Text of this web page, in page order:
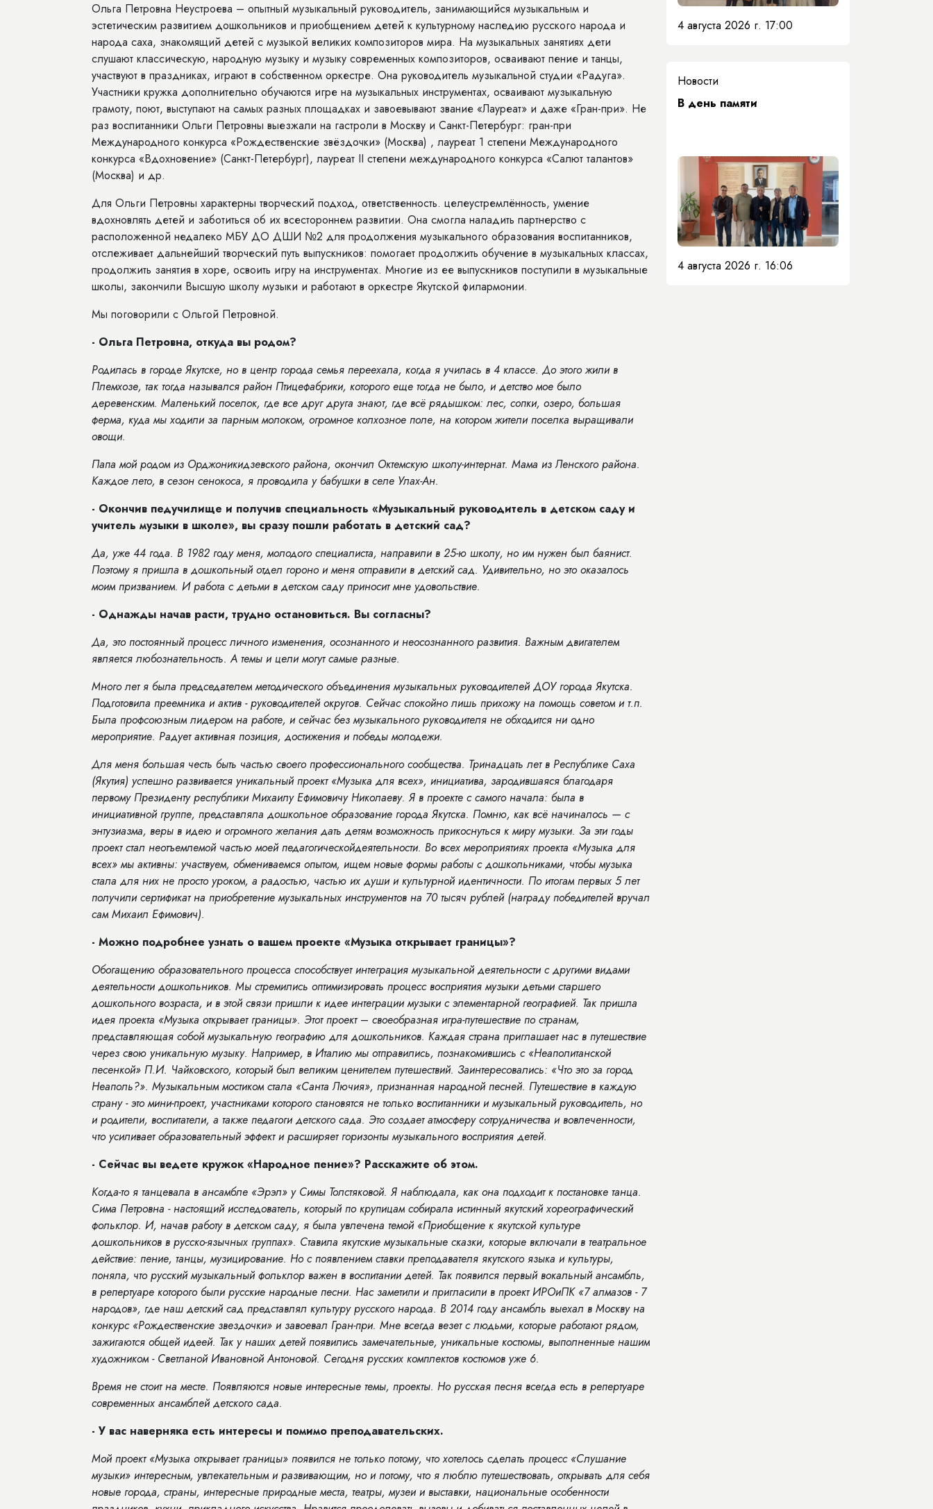
Ольга Петровна Неустроева – опытный музыкальный руководитель, занимающийся музыкальным и
эстетическим развитием дошкольников и приобщением детей к культурному наследию русского народа и
народа саха, знакомящий детей с музыкой великих композиторов мира. На музыкальных занятиях дети
слушают классическую, народную музыку и музыку современных композиторов, осваивают пение и танцы,
участвуют в праздниках, играют в собственном оркестре. Она руководитель музыкальной студии «Радуга».
Участники кружка дополнительно обучаются игре на музыкальных инструментах, осваивают музыкальную
грамоту, поют, выступают на самых разных площадках и завоевывают звание «Лауреат» и даже «Гран-при». Не
раз воспитанники Ольги Петровны выезжали на гастроли в Москву и Санкт-Петербург: гран-при
Международного конкурса «Рождественские звёздочки» (Москва) , лауреат 1 степени Международного
конкурса «Вдохновение» (Санкт-Петербург), лауреат II степени международного конкурса «Салют талантов»
(Москва) и др.
Для Ольги Петровны характерны творческий подход, ответственность. целеустремлённость, умение
вдохновлять детей и заботиться об их всестороннем развитии. Она смогла наладить партнерство с
расположенной недалеко МБУ ДО ДШИ №2 для продолжения музыкального образования воспитанников,
отслеживает дальнейший творческий путь выпускников: помогает продолжить обучение в музыкальных классах,
продолжить занятия в хоре, освоить игру на инструментах. Многие из ее выпускников поступили в музыкальные
школы, закончили Высшую школу музыки и работают в оркестре Якутской филармонии.
Мы поговорили с Ольгой Петровной.
- Ольга Петровна, откуда вы родом?
Родилась в городе Якутске, но в центр города семья переехала, когда я училась в 4 классе. До этого жили в
Племхозе, так тогда назывался район Птицефабрики, которого еще тогда не было, и детство мое было
деревенским. Маленький поселок, где все друг друга знают, где всё рядышком: лес, сопки, озеро, большая
ферма, куда мы ходили за парным молоком, огромное колхозное поле, на котором жители поселка выращивали
овощи.
Папа мой родом из Орджоникидзевского района, окончил Октемскую школу-интернат. Мама из Ленского района.
Каждое лето, в сезон сенокоса, я проводила у бабушки в селе Улах-Ан.
- Окончив педучилище и получив специальность «Музыкальный руководитель в детском саду и
учитель музыки в школе», вы сразу пошли работать в детский сад?
Да, уже 44 года. В 1982 году меня, молодого специалиста, направили в 25-ю школу, но им нужен был баянист.
Поэтому я пришла в дошкольный отдел гороно и меня отправили в детский сад. Удивительно, но это оказалось
моим призванием. И работа с детьми в детском саду приносит мне удовольствие.
- Однажды начав расти, трудно остановиться. Вы согласны?
Да, это постоянный процесс личного изменения, осознанного и неосознанного развития. Важным двигателем
является любознательность. А темы и цели могут самые разные.
Много лет я была председателем методического объединения музыкальных руководителей ДОУ города Якутска.
Подготовила преемника и актив - руководителей округов. Сейчас спокойно лишь прихожу на помощь советом и т.п.
Была профсоюзным лидером на работе, и сейчас без музыкального руководителя не обходится ни одно
мероприятие. Радует активная позиция, достижения и победы молодежи.
Для меня большая честь быть частью своего профессионального сообщества. Тринадцать лет в Республике Саха
(Якутия) успешно развивается уникальный проект «Музыка для всех», инициатива, зародившаяся благодаря
первому Президенту республики Михаилу Ефимовичу Николаеву. Я в проекте с самого начала: была в
инициативной группе, представляла дошкольное образование города Якутска. Помню, как всё начиналось — с
энтузиазма, веры в идею и огромного желания дать детям возможность прикоснуться к миру музыки. За эти годы
проект стал неотъемлемой частью моей педагогическойдеятельности. Во всех мероприятиях проекта «Музыка для
всех» мы активны: участвуем, обмениваемся опытом, ищем новые формы работы с дошкольниками, чтобы музыка
стала для них не просто уроком, а радостью, частью их души и культурной идентичности. По итогам первых 5 лет
получили сертификат на приобретение музыкальных инструментов на 70 тысяч рублей (награду победителей вручал
сам Михаил Ефимович).
- Можно подробнее узнать о вашем проекте «Музыка открывает границы»?
Обогащению образовательного процесса способствует интеграция музыкальной деятельности с другими видами
деятельности дошкольников. Мы стремились оптимизировать процесс восприятия музыки детьми старшего
дошкольного возраста, и в этой связи пришли к идее интеграции музыки с элементарной географией. Так пришла
идея проекта «Музыка открывает границы». Этот проект – своеобразная игра-путешествие по странам,
представляющая собой музыкальную географию для дошкольников. Каждая страна приглашает нас в путешествие
через свою уникальную музыку. Например, в Италию мы отправились, познакомившись с «Неаполитанской
песенкой» П.И. Чайковского, который был великим ценителем путешествий. Заинтересовались: «Что это за город
Неаполь?». Музыкальным мостиком стала «Санта Лючия», признанная народной песней. Путешествие в каждую
страну - это мини-проект, участниками которого становятся не только воспитанники и музыкальный руководитель, но
и родители, воспитатели, а также педагоги детского сада. Это создает атмосферу сотрудничества и вовлеченности,
что усиливает образовательный эффект и расширяет горизонты музыкального восприятия детей.
- Сейчас вы ведете кружок «Народное пение»? Расскажите об этом.
Когда-то я танцевала в ансамбле «Эрэл» у Симы Толстяковой. Я наблюдала, как она подходит к постановке танца.
Сима Петровна - настоящий исследователь, который по крупицам собирала истинный якутский хореографический
фольклор. И, начав работу в детском саду, я была увлечена темой «Приобщение к якутской культуре
дошкольников в русско-язычных группах». Ставила якутские музыкальные сказки, которые включали в театральное
действие: пение, танцы, музицирование. Но с появлением ставки преподавателя якутского языка и культуры,
поняла, что русский музыкальный фольклор важен в воспитании детей. Так появился первый вокальный ансамбль,
в репертуаре которого были русские народные песни. Нас заметили и пригласили в проект ИРОиПК «7 алмазов - 7
народов», где наш детский сад представлял культуру русского народа. В 2014 году ансамбль выехал в Москву на
конкурс «Рождественские звездочки» и завоевал Гран-при. Мне всегда везет с людьми, которые работают рядом,
зажигаются общей идеей. Так у наших детей появились замечательные, уникальные костюмы, выполненные нашим
художником - Светланой ИвановнойАнтоновой. Сегодня русских комплектов костюмов уже 6.
Время не стоит на месте. Появляются новые интересные темы, проекты. Но русская песня всегда есть в репертуаре
современных ансамблей детского сада.
- У вас наверняка есть интересы и помимо преподавательских.
Мой проект «Музыка открывает границы» появился не только потому, что хотелось сделать процесс «Слушание
музыки» интересным, увлекательным и развивающим, но и потому, что я люблю путешествовать, открывать для себя
новые города, страны, интересные природные места, театры, музеи и выставки, национальные особенности
4 августа 2026 г. 17:00
Новости
​В день памяти
4 августа 2026 г. 16:06